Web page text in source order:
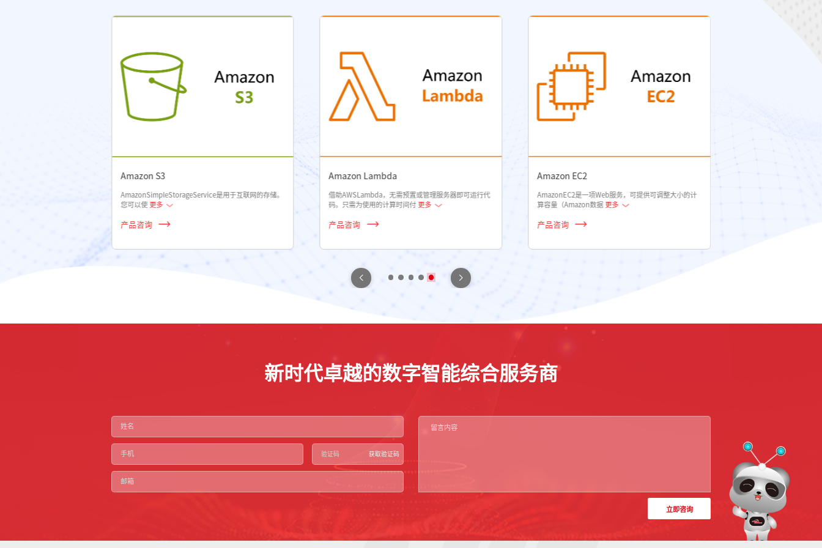
AWS Fargate
AWSFargate是一种无服务器、随用随付的计算引擎，
可让您专注于构建应用程序
产品咨询
AWS ECS
AmazonECS是一项高度可扩展、快速的容器管理服
务，可让您轻松地在Amazo更多
产品咨询
Amazon ECR
AmazonECR是一个完全托管的Docker容器注册表，使
开发人员能够轻松存储更多
产品咨询
Amazon Athena
新时代卓越的数字智能综合服务商
获取验证码
立即咨询